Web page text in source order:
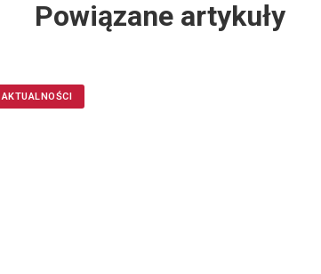
Powiązane artykuły
AKTUALNOŚCI